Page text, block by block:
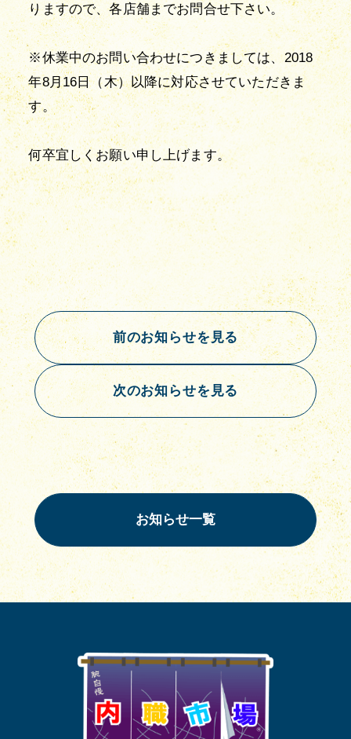
りますので、各店舗までお問合せ下さい。
※休業中のお問い合わせにつきましては、2018
年8月16日（木）以降に対応させていただきま
す。
何卒宜しくお願い申し上げます。
前のお知らせを見る
次のお知らせを見る
お知らせ一覧